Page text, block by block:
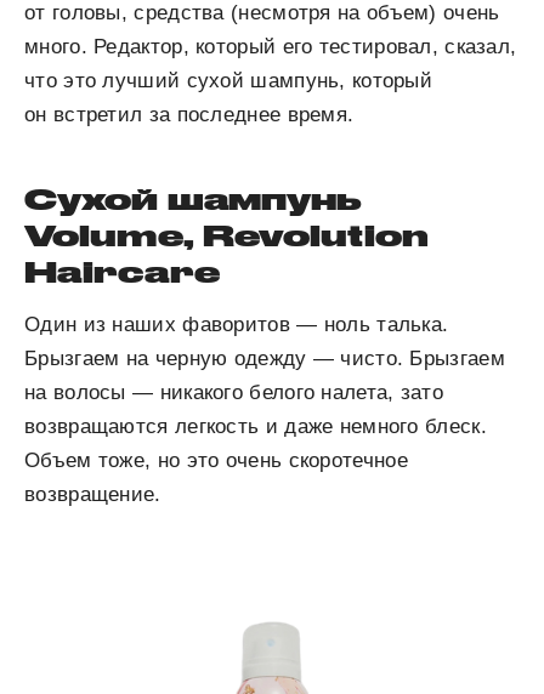
от головы, средства (несмотря на объем) очень
много. Редактор, который его тестировал, сказал,
что это лучший сухой шампунь, который
он встретил за последнее время.
Сухой шампунь
Volume, Revolution
Haircare
Один из наших фаворитов — ноль талька.
Брызгаем на черную одежду — чисто. Брызгаем
на волосы — никакого белого налета, зато
возвращаются легкость и даже немного блеск.
Объем тоже, но это очень скоротечное
возвращение.